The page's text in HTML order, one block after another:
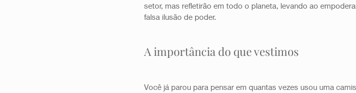
setor, mas refletirão em todo o planeta, levando ao
falsa ilusão de poder.
A importância do que vestimos
Você já parou para pensar em quantas vezes usou uma